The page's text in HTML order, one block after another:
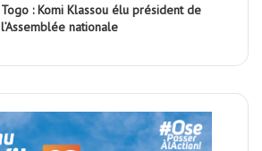
Togo : Komi Klassou élu président de
l’Assemblée nationale